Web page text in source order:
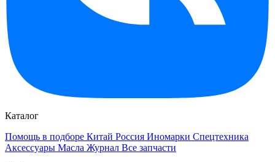
Каталог
Помощь в подборе Китай Россия Иномарки Спецтехника
Аксессуары Масла Журнал Все запчасти